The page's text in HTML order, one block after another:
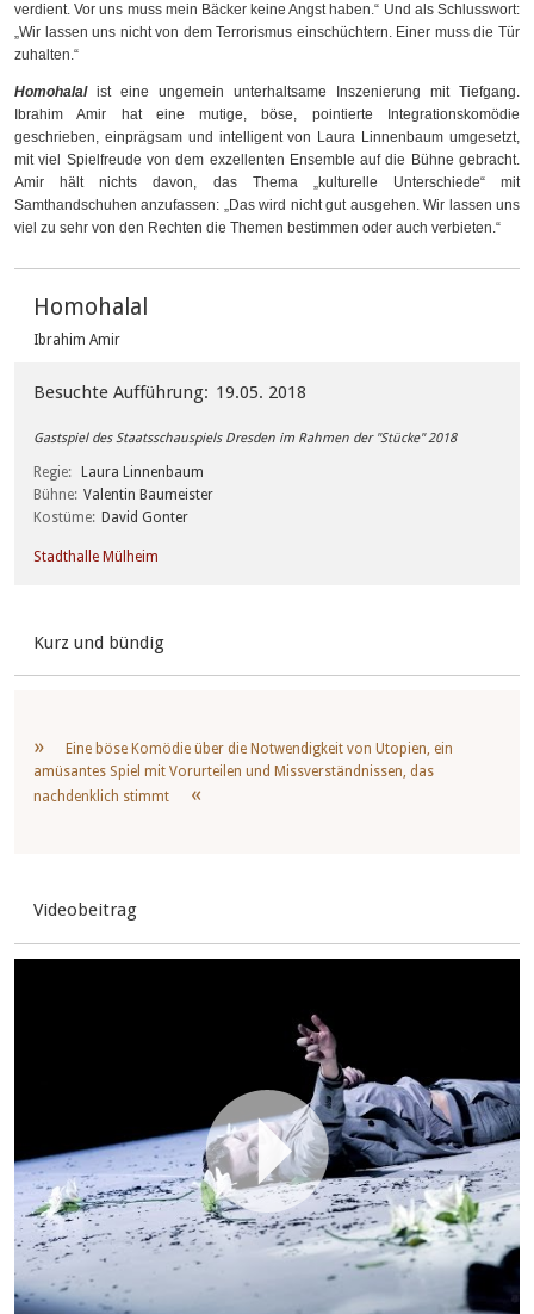
verdient. Vor uns muss mein Bäcker keine Angst haben.“ Und als Schlusswort:
„Wir lassen uns nicht von dem Terrorismus einschüchtern. Einer muss die Tür
zuhalten.“
Homohalalist eine ungemein unterhaltsame Inszenierung mit Tiefgang.
Ibrahim Amir hat eine mutige, böse, pointierte Integrationskomödie
geschrieben, einprägsam und intelligent von Laura Linnenbaum umgesetzt,
mit viel Spielfreude von dem exzellenten Ensemble auf die Bühne gebracht.
Amir hält nichts davon, das Thema „kulturelle Unterschiede“ mit
Samthandschuhen anzufassen: „Das wird nicht gut ausgehen. Wir lassen uns
viel zu sehr von den Rechten die Themen bestimmen oder auch verbieten.“
Homohalal
Ibrahim Amir
Besuchte Aufführung 19.05. 2018
Gastspiel des Staatsschauspiels Dresden im Rahmen der "Stücke" 2018
Regie
Laura Linnenbaum
Bühne Valentin Baumeister
Kostüme David Gonter
Stadthalle Mülheim
Kurz und bündig
Eine böse Komödie über die Notwendigkeit von Utopien, ein
amüsantes Spiel mit Vorurteilen und Missverständnissen, das
nachdenklich stimmt
Videobeitrag